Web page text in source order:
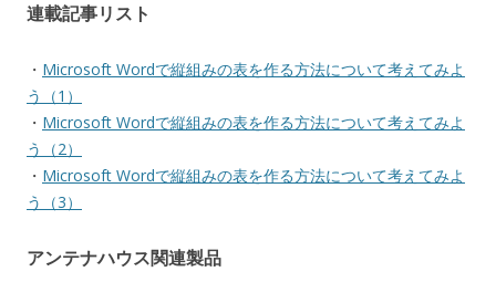
連載記事リスト
・ Microsoft Wordで縦組みの表を作る方法について考えてみよ
う（1）
・ Microsoft Wordで縦組みの表を作る方法について考えてみよ
う（2）
・ Microsoft Wordで縦組みの表を作る方法について考えてみよ
う（3）
アンテナハウス関連製品